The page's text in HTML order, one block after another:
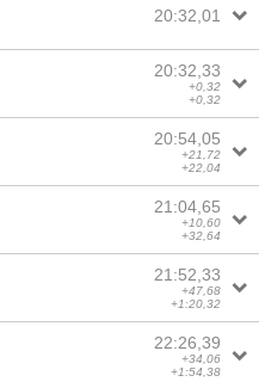
20:32,01
20:32,33
+0,32
+0,32
20:54,05
+21,72
+22,04
21:04,65
+10,60
+32,64
21:52,33
+47,68
+1:20,32
22:26,39
+34,06
+1:54,38